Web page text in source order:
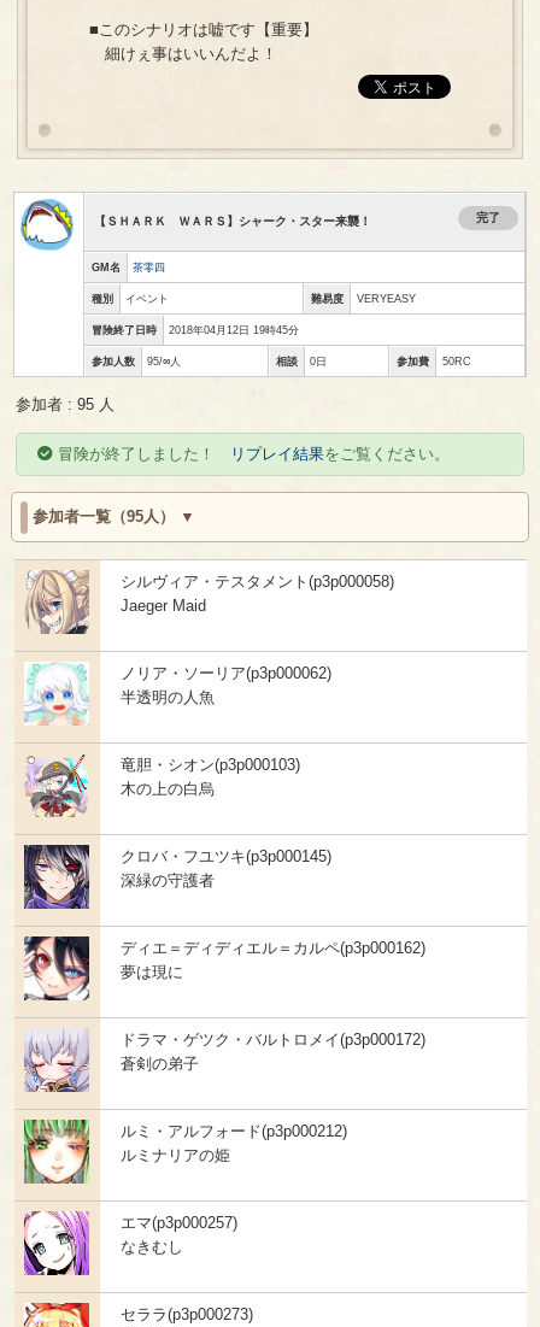
■このシナリオは嘘です【重要】
細けぇ事はいいんだよ！
【ＳＨＡＲＫ ＷＡＲＳ】シャーク・スター来襲！ 完了
GM名 茶零四
種別 イベント 難易度 VERYEASY
冒険終了日時 2018年04月12日 19時45分
参加人数 95/∞人 相談 0日 参加費 50RC
参加者 : 95 人
冒険が終了しました！ リプレイ結果をご覧ください。
参加者一覧（95人）
シルヴィア・テスタメント(p3p000058)
Jaeger Maid
ノリア・ソーリア(p3p000062)
半透明の人魚
竜胆・シオン(p3p000103)
木の上の白烏
クロバ・フユツキ(p3p000145)
深緑の守護者
ディエ＝ディディエル＝カルペ(p3p000162)
夢は現に
ドラマ・ゲツク・バルトロメイ(p3p000172)
蒼剣の弟子
ルミ・アルフォード(p3p000212)
ルミナリアの姫
エマ(p3p000257)
なきむし
セララ(p3p000273)